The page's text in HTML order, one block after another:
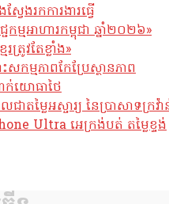
ងរកការងារធ្វើ
ម្មអាហារកម្ពុជា ឆ្នាំ២០២៦»
ត្រូវតែខ្លាំង»
កម្មភាពកែប្រែស្ថានភាព
ក់យោធាថៃ
ាតម្លៃអស្ចារ្យ នៃប្រាសាទក្រវ៉
Ultra អេក្រង់បត់ តម្លៃខ្ទង់